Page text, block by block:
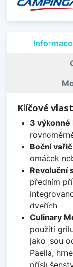
Informace
Klíčové
3 výkonné
Boční vařič
omáček
Revoluční
předním
dveřích.
Culinary
použití
jako jsou
Paella,